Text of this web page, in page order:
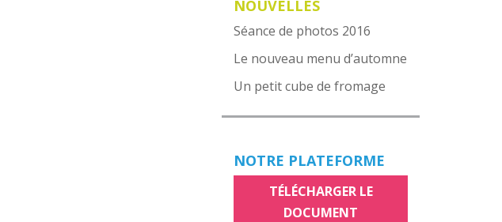
NOUVELLES
Séance de photos 2016
Le nouveau menu d’automne
Un petit cube de fromage
NOTRE PLATEFORME
TÉLÉCHARGER LE
DOCUMENT